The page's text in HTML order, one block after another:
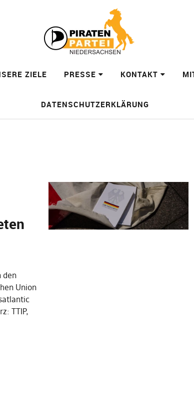
ZIELE PRESSE KONTAKT
DATENSCHUTZERKLÄRUNG
den
Union
TTIP,